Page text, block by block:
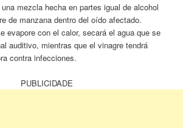
mezcla hecha en partes igual de alcohol
de manzana dentro del oído afectado.
evapore con el calor, secará el agua que se
auditivo, mientras que el vinagre tendrá
contra infecciones.
PUBLICIDADE